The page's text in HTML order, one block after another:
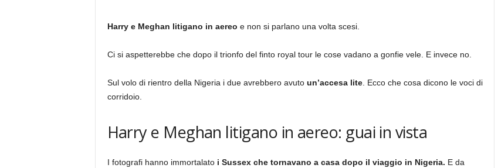
Harry e Meghan litigano in aereo e non si parlano una volta scesi.
Ci si aspetterebbe che dopo il trionfo del finto royal tour le cose vadano a gonfie vele. E invece no.
Sul volo di rientro della Nigeria i due avrebbero avutoun’accesa lite. Ecco che cosa dicono le voci di
corridoio.
Harry e Meghan litigano in aereo: guai in vista
I fotografi hanno immortalatoi Sussex che tornavano a casa dopo il viaggio in Nigeria. E da